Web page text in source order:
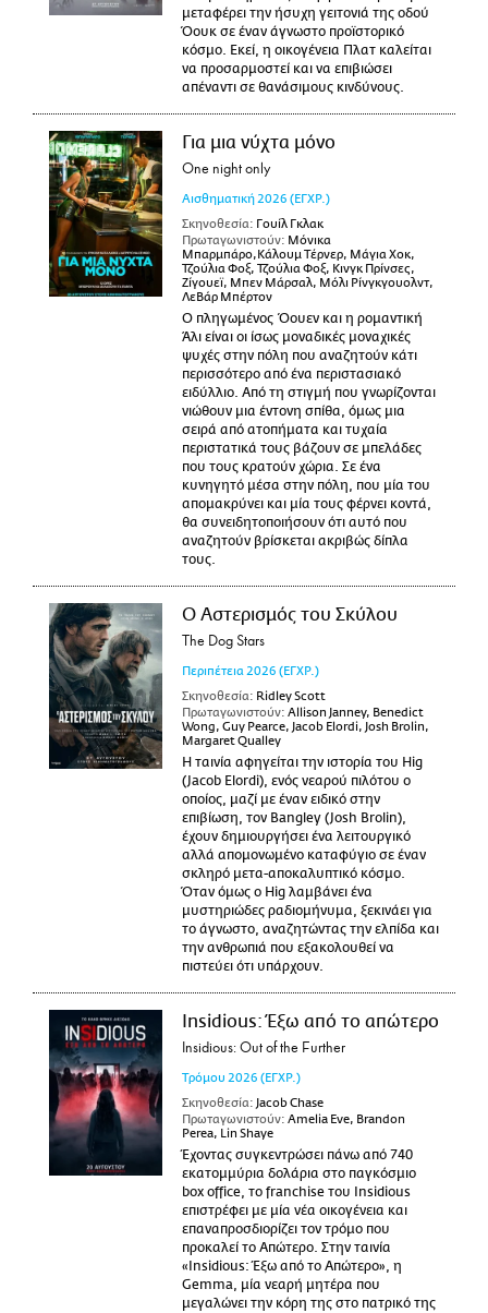
μεταφέρει την ήσυχη γειτονιά της οδού
Όουκ σε έναν άγνωστο προϊστορικό
κόσμο. Εκεί, η οικογένεια Πλατ καλείται
να προσαρμοστεί και να επιβιώσει
απέναντι σε θανάσιμους κινδύνους.
Για μια νύχτα μόνο
One night only
Αισθηματική 2026 (ΕΓΧΡ.)
Σκηνοθεσία: Γουίλ Γκλακ
Πρωταγωνιστούν: Μόνικα
Μπαρμπάρο,Κάλουμ Τέρνερ, Μάγια Χοκ,
Τζούλια Φοξ, Τζούλια Φοξ, Κινγκ Πρίνσες,
Ζίγουεϊ, Μπεν Μάρσαλ, Μόλι Ρίνγκγουολντ,
ΛεΒάρ Μπέρτον
Ο πληγωμένος Όουεν και η ρομαντική
Άλι είναι οι ίσως μοναδικές μοναχικές
ψυχές στην πόλη που αναζητούν κάτι
περισσότερο από ένα περιστασιακό
ειδύλλιο. Από τη στιγμή που γνωρίζονται
νιώθουν μια έντονη σπίθα, όμως μια
σειρά από ατοπήματα και τυχαία
περιστατικά τους βάζουν σε μπελάδες
που τους κρατούν χώρια. Σε ένα
κυνηγητό μέσα στην πόλη, που μία του
απομακρύνει και μία τους φέρνει κοντά,
θα συνειδητοποιήσουν ότι αυτό που
αναζητούν βρίσκεται ακριβώς δίπλα
τους.
Ο Αστερισμός του Σκύλου
The Dog Stars
Περιπέτεια 2026 (ΕΓΧΡ.)
Σκηνοθεσία: Ridley Scott
Πρωταγωνιστούν: Allison Janney, Benedict
Wong, Guy Pearce, Jacob Elordi, Josh Brolin,
Margaret Qualley
Η ταινία αφηγείται την ιστορία του Hig
(Jacob Elordi), ενός νεαρού πιλότου ο
οποίος, μαζί με έναν ειδικό στην
επιβίωση, τον Bangley (Josh Brolin),
έχουν δημιουργήσει ένα λειτουργικό
αλλά απομονωμένο καταφύγιο σε έναν
σκληρό μετα-αποκαλυπτικό κόσμο.
Όταν όμως ο Hig λαμβάνει ένα
μυστηριώδες ραδιομήνυμα, ξεκινάει για
το άγνωστο, αναζητώντας την ελπίδα και
την ανθρωπιά που εξακολουθεί να
πιστεύει ότι υπάρχουν.
Insidious: Έξω από το απώτερο
Insidious: Out of the Further
Τρόμου 2026 (ΕΓΧΡ.)
Σκηνοθεσία: Jacob Chase
Πρωταγωνιστούν: Amelia Eve, Brandon
Perea, Lin Shaye
Έχοντας συγκεντρώσει πάνω από 740
εκατομμύρια δολάρια στο παγκόσμιο
box office, το franchise του Insidious
επιστρέφει με μία νέα οικογένεια και
επαναπροσδιορίζει τον τρόμο που
προκαλεί το Απώτερο. Στην ταινία
«Insidious: Έξω από το Απώτερο», η
Gemma, μία νεαρή μητέρα που
μεγαλώνει την κόρη της στο πατρικό της